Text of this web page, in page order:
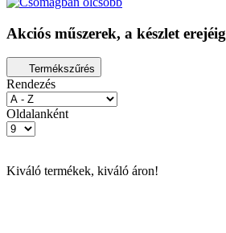
Akciós műszerek, a készlet erejéig
Termékszűrés
Rendezés
Oldalanként
Kiváló termékek, kiváló áron!